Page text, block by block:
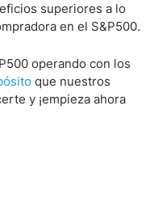
superiores a lo
en el S&P500.
operando con los
que nuestros
y ¡empieza ahora